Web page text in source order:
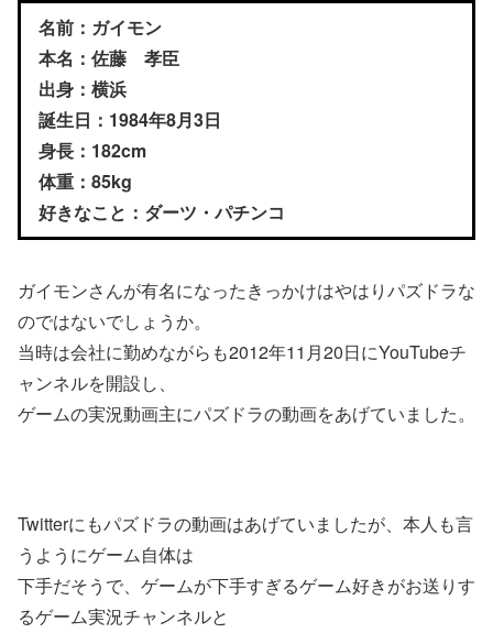
名前：ガイモン
本名：佐藤 孝臣
出身：横浜
誕生日：1984年8月3日
身長：182cm
体重：85kg
好きなこと：ダーツ・パチンコ
ガイモンさんが有名になったきっかけはやはりパズドラな
のではないでしょうか。
当時は会社に勤めながらも2012年11月20日にYouTubeチ
ャンネルを開設し、
ゲームの実況動画主にパズドラの動画をあげていました。
Twitterにもパズドラの動画はあげていましたが、本人も言
うようにゲーム自体は
下手だそうで、ゲームが下手すぎるゲーム好きがお送りす
るゲーム実況チャンネルと